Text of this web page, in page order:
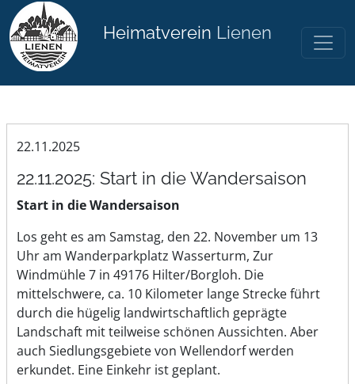
Heimatverein Lienen
22.11.2025
22.11.2025: Start in die Wandersaison
Start in die Wandersaison
Los geht es am Samstag, den 22. November um 13
Uhr am Wanderparkplatz Wasserturm, Zur
Windmühle 7 in 49176 Hilter/Borgloh. Die
mittelschwere, ca. 10 Kilometer lange Strecke führt
durch die hügelig landwirtschaftlich geprägte
Landschaft mit teilweise schönen Aussichten. Aber
auch Siedlungsgebiete von Wellendorf werden
erkundet. Eine Einkehr ist geplant.